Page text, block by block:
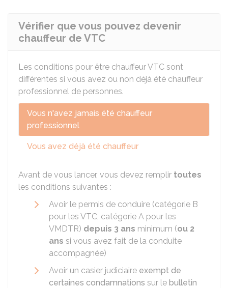
Vérifier que vous pouvez devenir
chauffeur de VTC
Les conditions pour être chauffeur VTC sont
différentes si vous avez ou non déjà été chauffeur
professionnel de personnes.
Vous n'avez jamais été chauffeur
professionnel
Vous avez déjà été chauffeur
Avant de vous lancer, vous devez remplir toutes
les conditions suivantes :
Avoir le permis de conduire (catégorie B
pour les VTC, catégorie A pour les
VMDTR) depuis 3 ans minimum (ou 2
ans si vous avez fait de la conduite
accompagnée)
Avoir un casier judiciaire exempt de
certaines condamnations sur le bulletin